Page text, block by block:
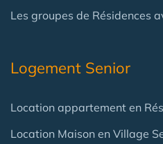
Les groupes de Résidences
Logement Senior
Location appartement en
Location Maison en Village